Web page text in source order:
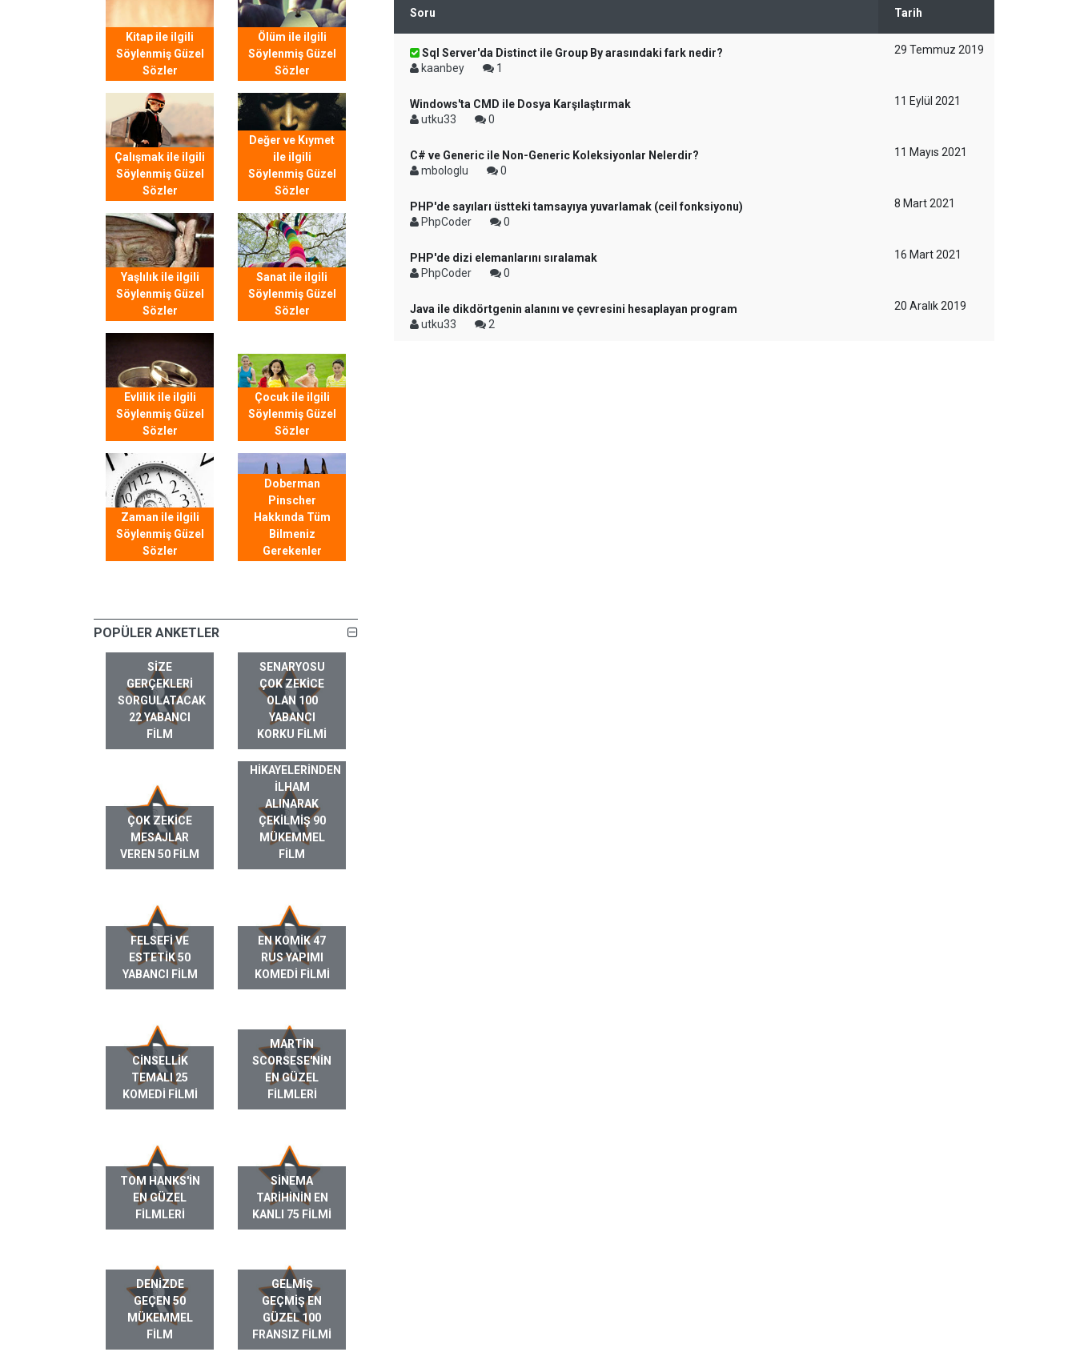
Kitap ile ilgili
Söylenmiş Güzel
Sözler
Ölüm ile ilgili
Söylenmiş Güzel
Sözler
Çalışmak ile ilgili
Söylenmiş Güzel
Sözler
Değer ve Kıymet
ile ilgili
Söylenmiş Güzel
Sözler
Yaşlılık ile ilgili
Söylenmiş Güzel
Sözler
Sanat ile ilgili
Söylenmiş Güzel
Sözler
Evlilik ile ilgili
Söylenmiş Güzel
Sözler
Çocuk ile ilgili
Söylenmiş Güzel
Sözler
Zaman ile ilgili
Söylenmiş Güzel
Sözler
Doberman
Pinscher
Hakkında Tüm
Bilmeniz
Gerekenler
POPÜLER ANKETLER
SIZE
GERÇEKLERI
SORGULATACAK
22 YABANCI
FILM
SENARYOSU
ÇOK ZEKICE
OLAN 100
YABANCI
KORKU FILMI
ÇOK ZEKICE
MESAJLAR
VEREN 50 FILM
GERÇEK HAYAT
HIKAYELERINDEN
ILHAM
ALINARAK
ÇEKILMIŞ 90
MÜKEMMEL
FILM
FELSEFI VE
ESTETIK 50
YABANCI FILM
EN KOMIK 47
RUS YAPIMI
KOMEDI FILMI
CINSELLIK
TEMALI 25
KOMEDI FILMI
MARTIN
SCORSESE'NIN
EN GÜZEL
FILMLERI
TOM HANKS'IN
EN GÜZEL
FILMLERI
SINEMA
TARIHININ EN
KANLI 75 FILMI
DENIZDE
GEÇEN 50
MÜKEMMEL
FILM
GELMIŞ
GEÇMIŞ EN
GÜZEL 100
FRANSIZ FILMI
Soru Tarih
Sql Server'da Distinct ile Group By arasındaki fark nedir?
kaanbey
1
29 Temmuz 2019
Windows'ta CMD ile Dosya Karşılaştırmak
utku33
0
11 Eylül 2021
C# ve Generic ile Non-Generic Koleksiyonlar Nelerdir?
mbologlu
0
11 Mayıs 2021
PHP'de sayıları üstteki tamsayıya yuvarlamak (ceil fonksiyonu)
PhpCoder
0
8 Mart 2021
PHP'de dizi elemanlarını sıralamak
PhpCoder
0
16 Mart 2021
Java ile dikdörtgenin alanını ve çevresini hesaplayan program
utku33
2
20 Aralık 2019